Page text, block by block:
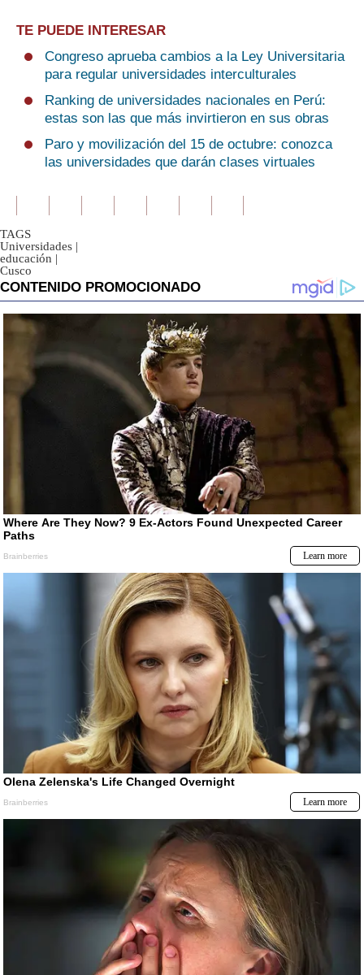
TE PUEDE INTERESAR
Congreso aprueba cambios a la Ley Universitaria
para regular universidades interculturales
Ranking de universidades nacionales en Perú:
estas son las que más invirtieron en sus obras
Paro y movilización del 15 de octubre: conozca
las universidades que darán clases virtuales
TAGS
Universidades |
educación |
Cusco